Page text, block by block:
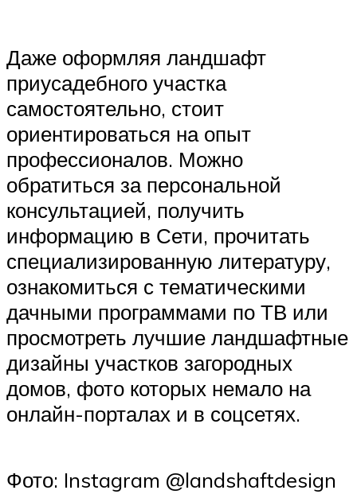
Даже оформляя ландшафт
приусадебного участка
самостоятельно, стоит
ориентироваться на опыт
профессионалов. Можно
обратиться за персональной
консультацией, получить
информацию в Сети, прочитать
специализированную литературу,
ознакомиться с тематическими
дачными программами по ТВ или
просмотреть лучшие ландшафтные
дизайны участков загородных
домов, фото которых немало на
онлайн-порталах и в соцсетях.
Фото: Instagram @landshaftdesign